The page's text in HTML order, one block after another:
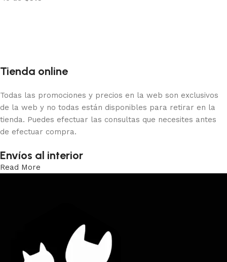
Tienda online
Todas las promociones y precios en la web son exclusivos
de la web y no todas están disponibles para retirar en la
tienda. Puedes efectuar las consultas que necesites antes
de efectuar compra.
Envíos al interior
Read More